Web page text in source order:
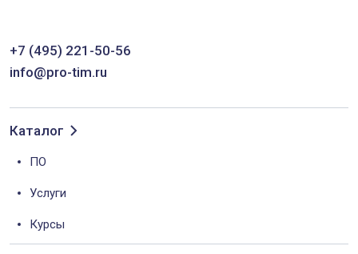
+7 (495) 221-50-56
info@pro-tim.ru
Каталог
ПО
Услуги
Курсы